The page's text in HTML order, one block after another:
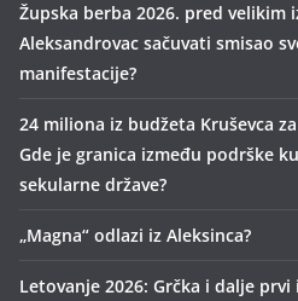
Župska berba 2026. pred velikim
Aleksandrovac sačuvati smisao
manifestacije?
24 miliona iz budžeta Kruševca
Gde je granica između podrške
sekularne države?
„Magna“ odlazi iz Aleksinca?
Letovanje 2026: Grčka i dalje